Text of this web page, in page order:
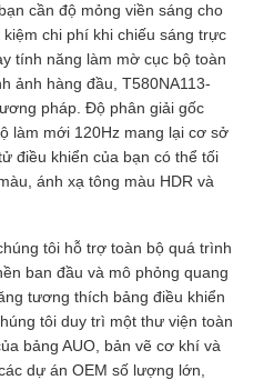
cần độ mỏng viền sáng cho
chi phí khi chiếu sáng trực
tính năng làm mờ cục bộ toàn
ảnh hàng đầu, T580NA113-
pháp. Độ phân giải gốc
làm mới 120Hz mang lại cơ sở
điều khiển của bạn có thể tối
ánh xạ tông màu HDR và
tôi hỗ trợ toàn bộ quá trình
ban đầu và mô phỏng quang
tương thích bảng điều khiển
tôi duy trì một thư viện toàn
bảng AUO, bản vẽ cơ khí và
dự án OEM số lượng lớn,